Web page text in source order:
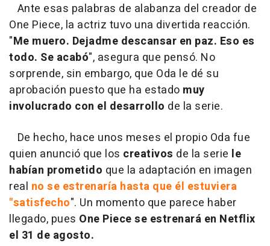
Ante esas palabras de alabanza del creador de
One Piece, la actriz tuvo una divertida reacción.
"Me muero. Dejadme descansar en paz. Eso es
todo. Se acabó", asegura que pensó. No
sorprende, sin embargo, que Oda le dé su
aprobación puesto que ha estado muy
involucrado con el desarrollo de la serie.
De hecho, hace unos meses el propio Oda fue
quien anunció que los creativos de la serie le
habían prometido que la adaptación en imagen
real no se estrenaría hasta que él estuviera
"satisfecho". Un momento que parece haber
llegado, pues One Piece se estrenará en Netflix
el 31 de agosto.